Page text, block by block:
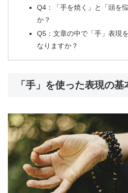
Q4：「手を焼く」と「頭を
か？
Q5：文章の中で「手」表現
なりますか？
「手」を使った表現の